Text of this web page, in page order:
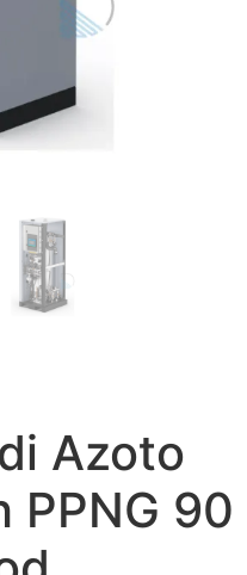
Azoto
PPNG 90